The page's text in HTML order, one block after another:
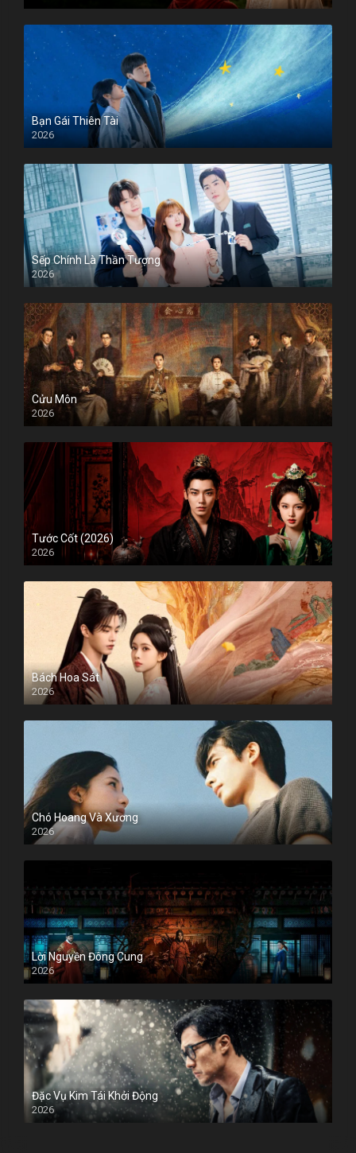
Bạn Gái Thiên Tài
2026
Sếp Chính Là Thần Tượng
2026
Cửu Môn
2026
Tước Cốt (2026)
2026
Bách Hoa Sát
2026
Chó Hoang Và Xương
2026
Lời Nguyền Đông Cung
2026
Đặc Vụ Kim Tái Khởi Động
2026